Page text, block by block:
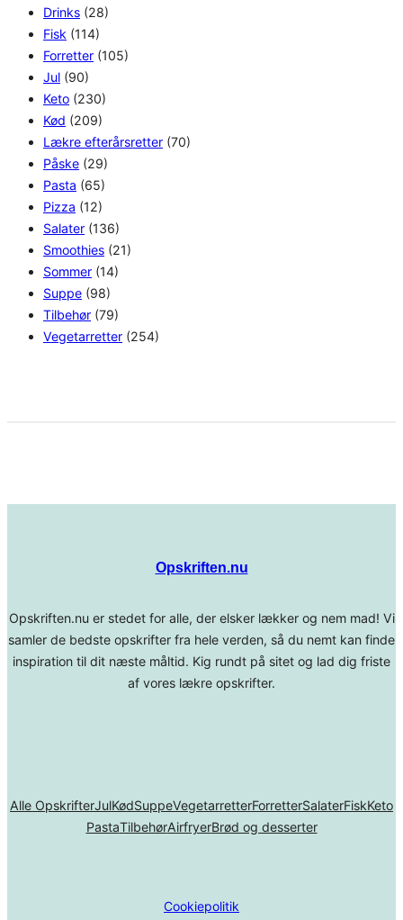
Drinks (28)
Fisk (114)
Forretter (105)
Jul (90)
Keto (230)
Kød (209)
Lækre efterårsretter (70)
Påske (29)
Pasta (65)
Pizza (12)
Salater (136)
Smoothies (21)
Sommer (14)
Suppe (98)
Tilbehør (79)
Vegetarretter (254)
Opskriften.nu
Opskriften.nu er stedet for alle, der elsker lækker og nem mad! Vi
samler de bedste opskrifter fra hele verden, så du nemt kan finde
inspiration til dit næste måltid. Kig rundt på sitet og lad dig friste
af vores lækre opskrifter.
Alle OpskrifterJulKødSuppeVegetarretterForretterSalaterFiskKeto
PastaTilbehørAirfryerBrød og desserter
Cookiepolitik